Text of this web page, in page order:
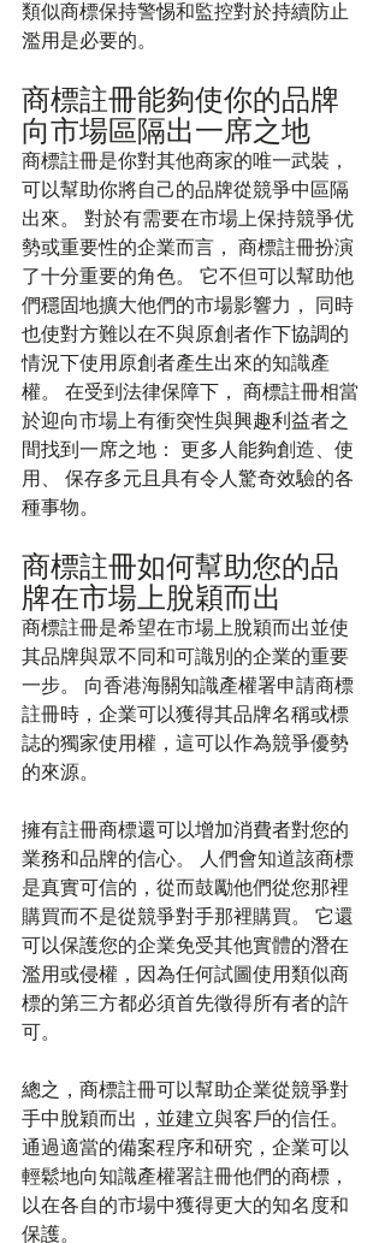
類似商標保持警惕和監控對於持續防止
濫用是必要的。
商標註冊能夠使你的品牌
向市場區隔出一席之地
商標註冊是你對其他商家的唯一武裝，
可以幫助你將自己的品牌從競爭中區隔
出來。 對於有需要在市場上保持競爭优
勢或重要性的企業而言， 商標註冊扮演
了十分重要的角色。 它不但可以幫助他
們穩固地擴大他們的市場影響力， 同時
也使對方難以在不與原創者作下協調的
情況下使用原創者產生出來的知識產
權。 在受到法律保障下， 商標註冊相當
於迎向市場上有衝突性與興趣利益者之
間找到一席之地： 更多人能夠創造、使
用、 保存多元且具有令人驚奇效驗的各
種事物。
商標註冊如何幫助您的品
牌在市場上脫穎而出
商標註冊是希望在市場上脫穎而出並使
其品牌與眾不同和可識別的企業的重要
一步。 向香港海關知識產權署申請商標
註冊時，企業可以獲得其品牌名稱或標
誌的獨家使用權，這可以作為競爭優勢
的來源。
擁有註冊商標還可以增加消費者對您的
業務和品牌的信心。 人們會知道該商標
是真實可信的，從而鼓勵他們從您那裡
購買而不是從競爭對手那裡購買。 它還
可以保護您的企業免受其他實體的潛在
濫用或侵權，因為任何試圖使用類似商
標的第三方都必須首先徵得所有者的許
可。
總之，商標註冊可以幫助企業從競爭對
手中脫穎而出，並建立與客戶的信任。
通過適當的備案程序和研究，企業可以
輕鬆地向知識產權署註冊他們的商標，
以在各自的市場中獲得更大的知名度和
保護。